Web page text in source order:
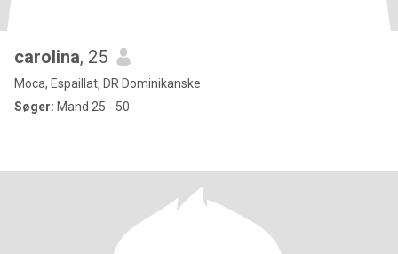
carolina, 25
Moca, Espaillat, DR Dominikanske
Søger: Mand 25 - 50